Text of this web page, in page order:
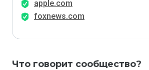
apple.com
foxnews.com
Что говорит сообщество?